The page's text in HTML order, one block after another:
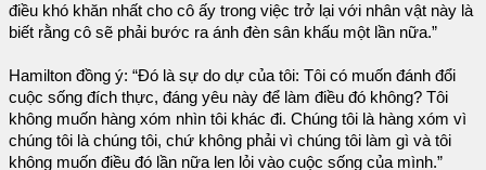
điều khó khăn nhất cho cô ấy trong việc trở lại với nhân vật này là
biết rằng cô sẽ phải bước ra ánh đèn sân khấu một lần nữa.”
Hamilton đồng ý: “Đó là sự do dự của tôi: Tôi có muốn đánh đổi
cuộc sống đích thực, đáng yêu này để làm điều đó không? Tôi
không muốn hàng xóm nhìn tôi khác đi. Chúng tôi là hàng xóm vì
chúng tôi là chúng tôi, chứ không phải vì chúng tôi làm gì và tôi
không muốn điều đó lần nữa len lỏi vào cuộc sống của mình.”